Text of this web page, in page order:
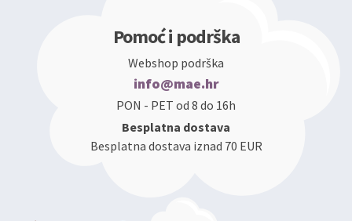
Pomoć i podrška
Webshop podrška
info@mae.hr
PON - PET od 8 do 16h
Besplatna dostava
Besplatna dostava iznad 70 EUR